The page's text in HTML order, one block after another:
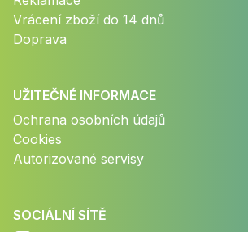
Vrácení zboží do 14 dnů
Doprava
UŽITEČNÉ INFORMACE
Ochrana osobních údajů
Cookies
Autorizované servisy
SOCIÁLNÍ SÍTĚ